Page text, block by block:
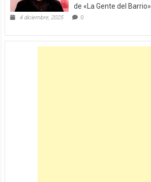
de «La Gente del Barrio»
4 diciembre, 2025 0